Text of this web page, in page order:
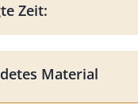
Zeit:
Material